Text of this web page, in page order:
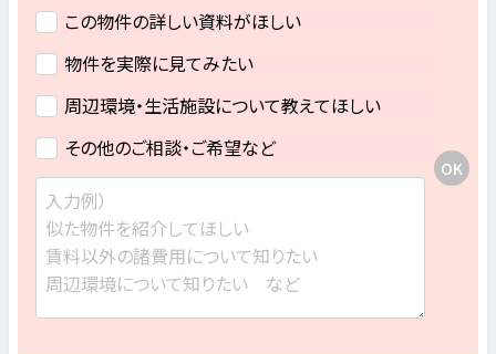
この物件の詳しい資料がほしい
物件を実際に見てみたい
周辺環境・生活施設について教えてほしい
その他のご相談・ご希望など